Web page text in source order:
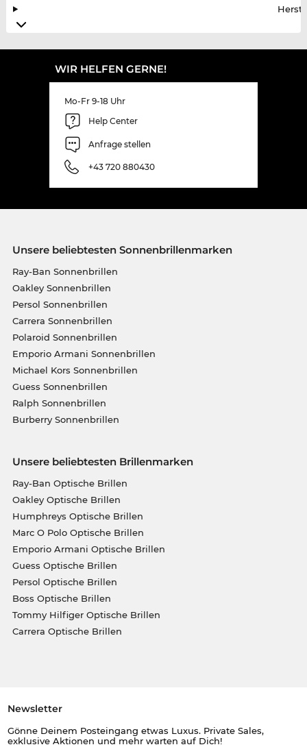
WIR HELFEN GERNE!
Mo-Fr 9-18 Uhr
Help Center
Anfrage stellen
+43 720 880430
Unsere beliebtesten Sonnenbrillenmarken
Ray-Ban Sonnenbrillen
Oakley Sonnenbrillen
Persol Sonnenbrillen
Carrera Sonnenbrillen
Polaroid Sonnenbrillen
Emporio Armani Sonnenbrillen
Michael Kors Sonnenbrillen
Guess Sonnenbrillen
Ralph Sonnenbrillen
Burberry Sonnenbrillen
Unsere beliebtesten Brillenmarken
Ray-Ban Optische Brillen
Oakley Optische Brillen
Humphreys Optische Brillen
Marc O Polo Optische Brillen
Emporio Armani Optische Brillen
Guess Optische Brillen
Persol Optische Brillen
Boss Optische Brillen
Tommy Hilfiger Optische Brillen
Carrera Optische Brillen
Newsletter
Gönne Deinem Posteingang etwas Luxus. Private Sales,
exklusive Aktionen und mehr warten auf Dich!